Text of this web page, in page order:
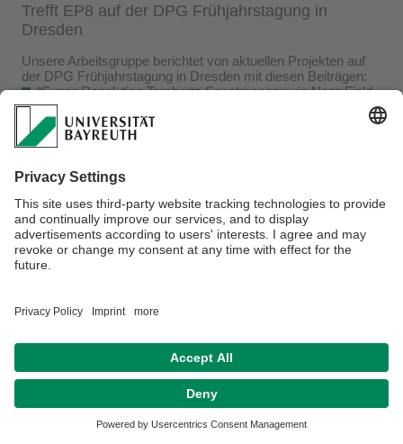
Trefft EP8 auf der DPG Frühjahrstagung in
Dresden
Unsere Arbeitsgruppe berichtet von aktuellen Projekten auf
der DPG Frühjahrstagung in Dresden mit diesen Beiträgen:
“Super-Resolution Terahertz Spectroscopy via Near-Field
Electro-Optic Sampling” von Kevin Bergwagner,
“Nano-sensing of AC-Fields with Perovskite Quantum Dots
and Electro-Switching of Luminescence” von Emanuel Eckl,
Perovskites via correlative THz-NIR Spectroscopy” von Lion
Krüger,
“Impulsive Stimulated Raman Scattering: Highspeed
Detection Strategies” von Laura Hüllmandel,
“Unified Simulation Framework for Multi-Soliton Dynamics in
Femtosecond Lasers” von Julia Lang.
Impressum Hausordnung